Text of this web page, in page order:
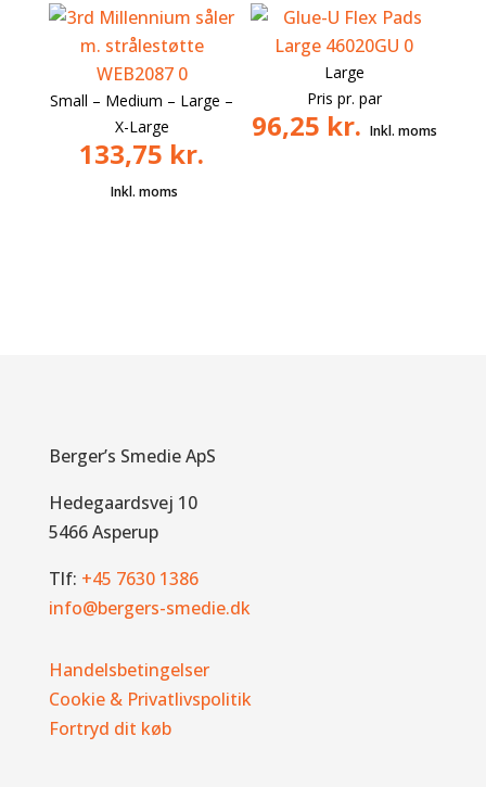
Small – Medium – Large –
X-Large
133,75 kr.
Large
Pris pr. par
96,25 kr.
Berger’s Smedie ApS
Hedegaardsvej 10
5466 Asperup
Tlf: +45 7630 1386
info@bergers-smedie.dk
Handelsbetingelser
Cookie & Privatlivspolitik
Fortryd dit køb